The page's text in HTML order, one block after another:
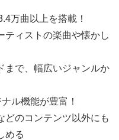
万曲以上を搭載！
ティストの楽曲や懐かし
まで、幅広いジャンルか
ル機能が豊富！
どのコンテンツ以外にも
める